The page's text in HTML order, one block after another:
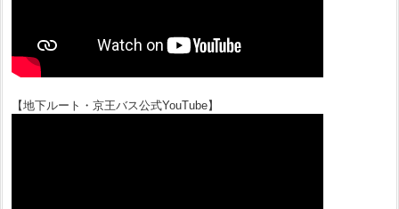
【地下ルート・京王バス公式YouTube】